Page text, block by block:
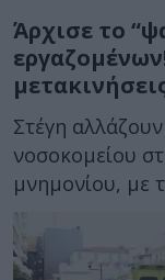
Άρχισε το
Στέγη
νοσοκομείου
μνημονίου, με